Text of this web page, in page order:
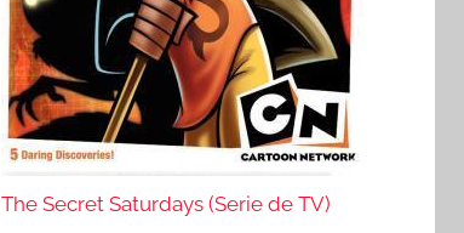
The Secret Saturdays (Serie de TV)